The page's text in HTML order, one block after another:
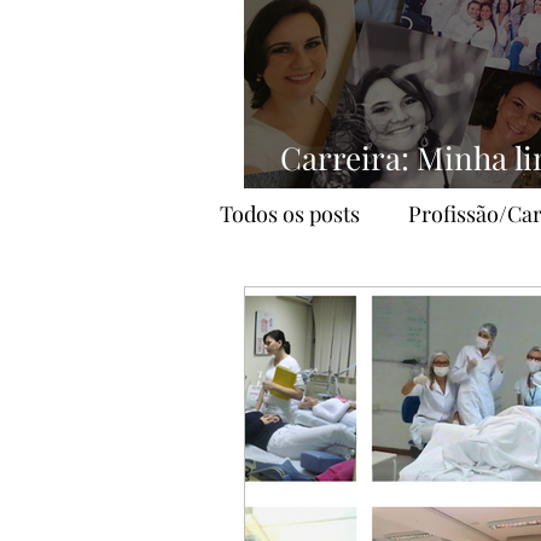
Todos os posts Profissão/
Alimentação
estética autocuidado
Carreira: Minha
profissional